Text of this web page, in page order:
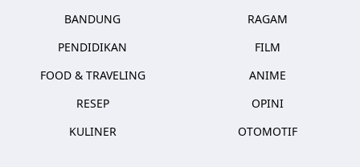
BANDUNG
PENDIDIKAN
FOOD & TRAVELING
RESEP
KULINER
RAGAM
FILM
ANIME
OPINI
OTOMOTIF